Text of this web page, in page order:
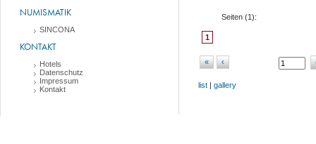
NUMISMATIK
SINCONA
KONTAKT
Hotels
Datenschutz
Impressum
Kontakt
Seiten (1):
1
« ‹
list | gallery